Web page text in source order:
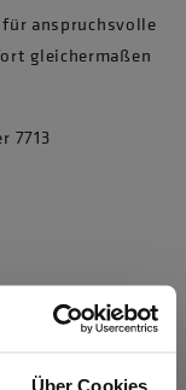
Über Cookies
anspruchsvolle
gleichermaßen
7713
(EN 20471)